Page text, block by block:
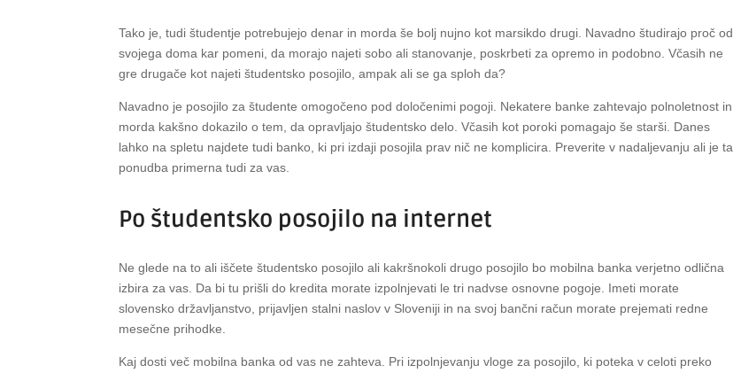
Tako je, tudi študentje potrebujejo denar in morda še bolj nujno kot marsikdo drugi. Navadno študirajo proč od
svojega doma kar pomeni, da morajo najeti sobo ali stanovanje, poskrbeti za opremo in podobno. Včasih ne
gre drugače kot najeti študentsko posojilo, ampak ali se ga sploh da?
Navadno je posojilo za študente omogočeno pod določenimi pogoji. Nekatere banke zahtevajo polnoletnost in
morda kakšno dokazilo o tem, da opravljajo študentsko delo. Včasih kot poroki pomagajo še starši. Danes
lahko na spletu najdete tudi banko, ki pri izdaji posojila prav nič ne komplicira. Preverite v nadaljevanju ali je ta
ponudba primerna tudi za vas.
Po študentsko posojilo na internet
Ne glede na to ali iščete študentsko posojilo ali kakršnokoli drugo posojilo bo mobilna banka verjetno odlična
izbira za vas. Da bi tu prišli do kredita morate izpolnjevati le tri nadvse osnovne pogoje. Imeti morate
slovensko državljanstvo, prijavljen stalni naslov v Sloveniji in na svoj bančni račun morate prejemati redne
mesečne prihodke.
Kaj dosti več mobilna banka od vas ne zahteva. Pri izpolnjevanju vloge za posojilo, ki poteka v celoti preko